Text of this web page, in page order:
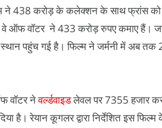
ने 438 करोड़ के कलेक्शन के साथ फ्रांस
वे ऑफ वॉटर ने 433 करोड़ रुपए कमाए हैं।
पहुंच गई है। फिल्म ने जर्मनी में अब
वॉटर नेवर्ल्डवाइडलेवल पर 7355 हजार
है। रेयान कूगलर द्वारा निर्देशित इस